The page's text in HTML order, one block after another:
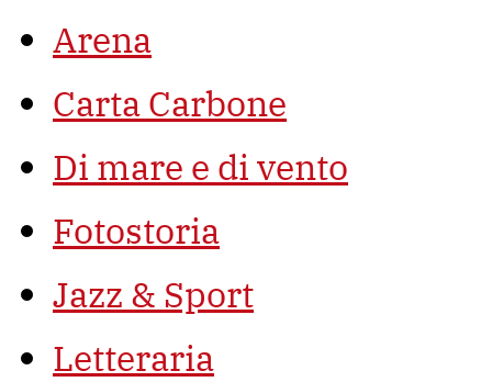
Arena
Carta Carbone
Di mare e di vento
Fotostoria
Jazz & Sport
Letteraria